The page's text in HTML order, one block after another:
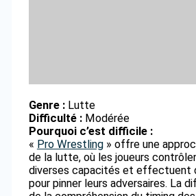
Genre :Lutte
Difficulté :Modérée
Pourquoi c’est difficile :
« Pro Wrestling» offre une
de la lutte, où les joueurs
diverses capacités et effectuent
pour pinner leurs adversaires. La